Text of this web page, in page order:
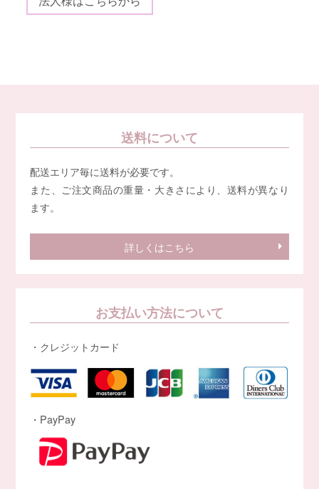
送料について
配送エリア毎に送料が必要です。
また、ご注文商品の重量・大きさにより、送料が異なり
ます。
詳しくはこちら
お支払い方法について
・クレジットカード
・PayPay